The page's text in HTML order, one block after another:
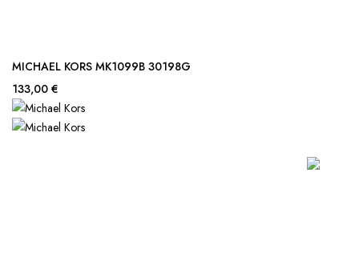
MICHAEL KORS MK1099B 30198G
133,00 €